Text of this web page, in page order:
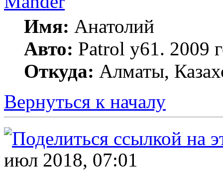
Имя: Анатолий
Авто: Patrol y61.
Откуда: Алматы,
Вернуться к началу
июл 2018, 07:01